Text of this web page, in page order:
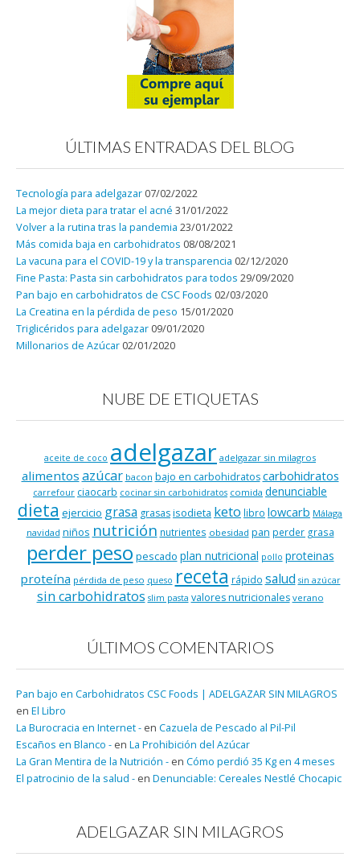
ÚLTIMAS ENTRADAS DEL BLOG
Tecnología para adelgazar 07/02/2022
La mejor dieta para tratar el acné 31/01/2022
Volver a la rutina tras la pandemia 23/01/2022
Más comida baja en carbohidratos 08/08/2021
La vacuna para el COVID-19 y la transparencia 02/12/2020
Fine Pasta: Pasta sin carbohidratos para todos 29/09/2020
Pan bajo en carbohidratos de CSC Foods 02/03/2020
La Creatina en la pérdida de peso 15/01/2020
Triglicéridos para adelgazar 09/01/2020
Millonarios de Azúcar 02/01/2020
NUBE DE ETIQUETAS
aceite de coco adelgazar adelgazar sin milagros
alimentos azúcar bacon bajo en carbohidratos carbohidratos
carrefour ciaocarb cocinar sin carbohidratos comida denunciable
dieta ejercicio grasa grasasisodieta keto libro lowcarb Málaga
navidad niños nutrición nutrientes obesidad pan perder grasa
perder peso pescado plan nutricional pollo proteinas
proteína pérdida de peso queso receta rápido salud sin azúcar
sin carbohidratos slim pasta valores nutricionales verano
ÚLTIMOS COMENTARIOS
Pan bajo en Carbohidratos CSC Foods | ADELGAZAR SIN MILAGROS
en El Libro
La Burocracia en Internet - en Cazuela de Pescado al Pil-Pil
Escaños en Blanco - en La Prohibición del Azúcar
La Gran Mentira de la Nutrición - en Cómo perdió 35 Kg en 4 meses
El patrocinio de la salud - en Denunciable: Cereales Nestlé Chocapic
ADELGAZAR SIN MILAGROS